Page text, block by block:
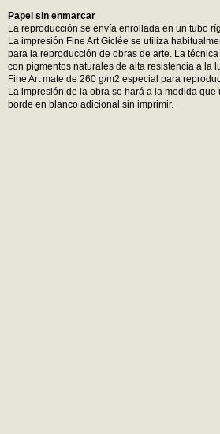
Papel sin enmarcar
La reproducción se envía enrollada en un tubo
La impresión Fine Art Giclée se utiliza
para la reproducción de obras de arte. La
con pigmentos naturales de alta resistencia a la
Fine Art mate de 260 g/m2 especial para
La impresión de la obra se hará a la medida
borde en blanco adicional sin imprimir.